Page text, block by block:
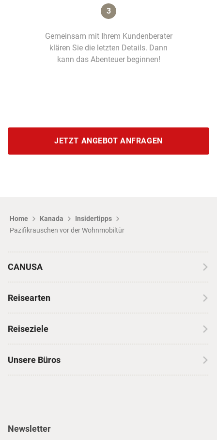
Home Kanada
Insidertipps
Pazifikrauschen vor der Wohnmobiltür
JETZT ANGEBOT ANFRAGEN
3
Gemeinsam mit Ihrem Kundenberater
klären Sie die letzten Details. Dann
kann das Abenteuer beginnen!
CANUSA
Erfahrungen mit CANUSA
Insidertipps
FAQ
Reisearten
Skireisen
Hotels & Unterkünfte
Reiseziele
Unsere Büros
Newsletter